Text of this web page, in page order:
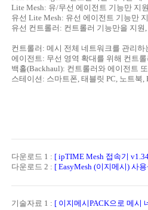
Lite Mesh: 유/무선 에이전트 기능만 지
유선 Lite Mesh: 유선 에이전트 기능만
유선 컨트롤러: 컨트롤러 기능만을 지
컨트롤러: 메시 전체 네트워크를 관리하
에이전트: 무선 영역 확대를 위해 컨트
백홀(Backhaul): 컨트롤러와 에이전트
스테이션: 스마트폰, 태블릿 PC, 노트북
다운로드 1 : [ ipTIME Mesh 접속기
다운로드 2 : [ EasyMesh (이지메시) 사
기술자료 1 : [ 이지메시PACK으로 메시